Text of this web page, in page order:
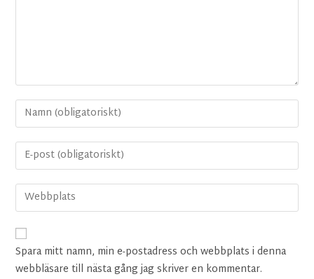
Spara mitt namn, min e-postadress och webbplats i denna
webbläsare till nästa gång jag skriver en kommentar.